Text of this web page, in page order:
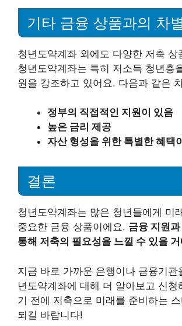
기타 금융 상품과의 차
청년도약계좌 외에도 다양한 저축 상
청년도약계좌는 특히 저소득 청년층
원을 강조하고 있어요. 다음과 같은
정부의 직접적인 지원이 있음
높은 금리 제공
자산 형성을 위한 특별한 혜택
결론
청년도약계좌는 많은 청년들에게 미
중요한 금융 상품이에요. 금융 지원
통해 저축의 필요성을 느낄 수 있을
지금 바로 가까운 은행이나 금융기관
년도약계좌에 대해 더 알아보고 신청
기 전에 저축으로 미래를 준비하는
되길 바랍니다!